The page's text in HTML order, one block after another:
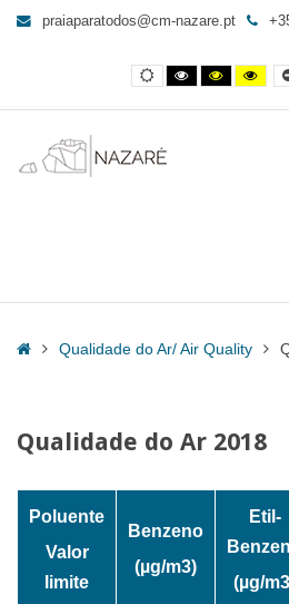
Qualidade
-
para
praiaparatodos@cm-nazare.pt
Contraste
normal
Contraste
preto
branco
Contraste
preto
amarelo
and
HomeQualidade do Ar/ Air Quality
Qualidade do Ar 2018
Poluente
Valor
limite
Benzeno
(µg/m3)
Etil-
(µg/